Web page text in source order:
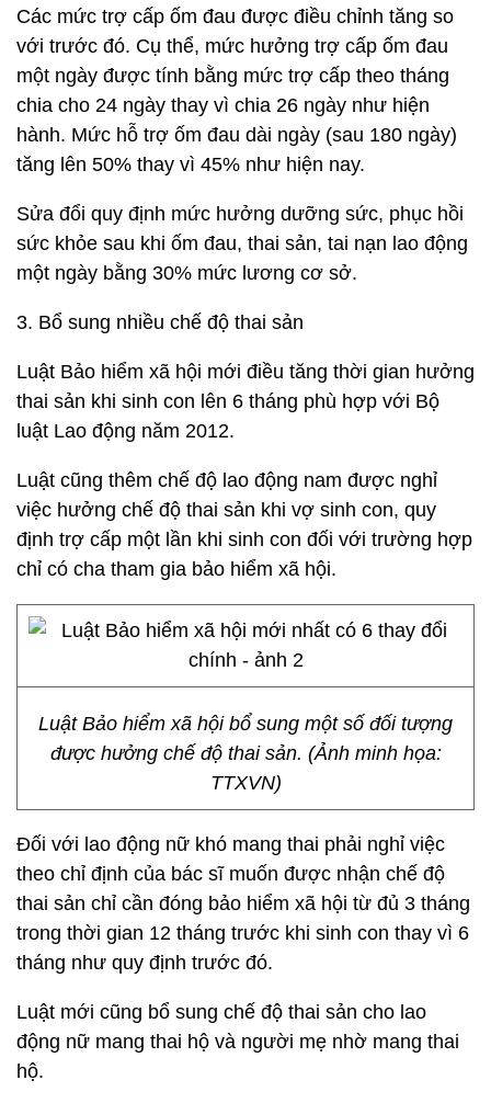
Các mức trợ cấp ốm đau được điều chỉnh tăng so
với trước đó. Cụ thể, mức hưởng trợ cấp ốm đau
một ngày được tính bằng mức trợ cấp theo tháng
chia cho 24 ngày thay vì chia 26 ngày như hiện
hành. Mức hỗ trợ ốm đau dài ngày (sau 180 ngày)
tăng lên 50% thay vì 45% như hiện nay.
Sửa đổi quy định mức hưởng dưỡng sức, phục hồi
sức khỏe sau khi ốm đau, thai sản, tai nạn lao động
một ngày bằng 30% mức lương cơ sở.
3. Bổ sung nhiều chế độ thai sản
Luật Bảo hiểm xã hội mới điều tăng thời gian hưởng
thai sản khi sinh con lên 6 tháng phù hợp với Bộ
luật Lao động năm 2012.
Luật cũng thêm chế độ lao động nam được nghỉ
việc hưởng chế độ thai sản khi vợ sinh con, quy
định trợ cấp một lần khi sinh con đối với trường hợp
chỉ có cha tham gia bảo hiểm xã hội.
Luật Bảo hiểm xã hội bổ sung một số đối tượng
được hưởng chế độ thai sản. (Ảnh minh họa:
TTXVN)
Đối với lao động nữ khó mang thai phải nghỉ việc
theo chỉ định của bác sĩ muốn được nhận chế độ
thai sản chỉ cần đóng bảo hiểm xã hội từ đủ 3 tháng
trong thời gian 12 tháng trước khi sinh con thay vì 6
tháng như quy định trước đó.
Luật mới cũng bổ sung chế độ thai sản cho lao
động nữ mang thai hộ và người mẹ nhờ mang thai
hộ.